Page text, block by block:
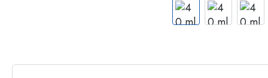
Glasflasker
Plastflasker